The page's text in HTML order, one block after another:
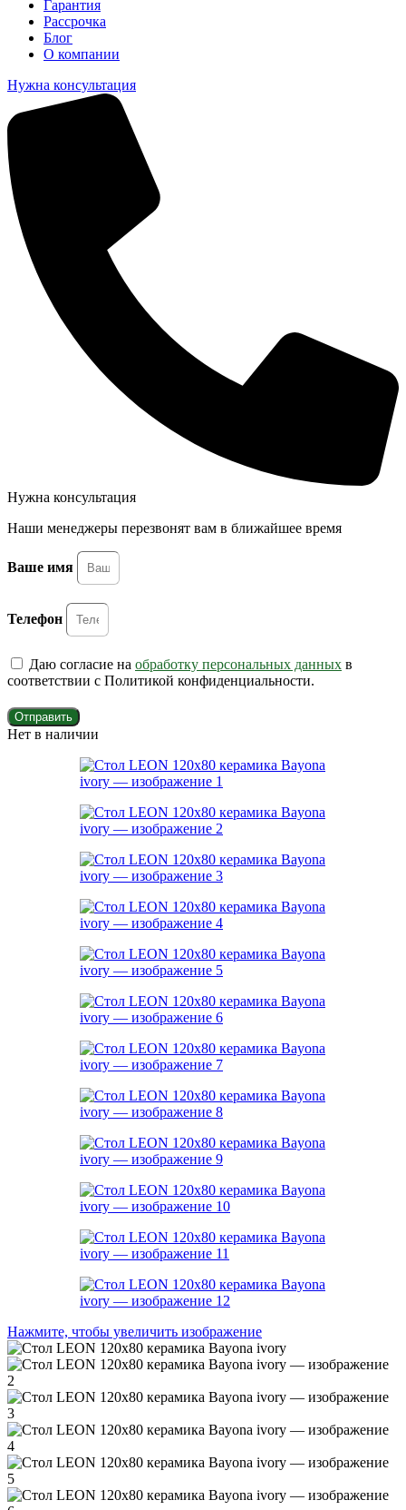
Гарантия
Рассрочка
Блог
О компании
Нужна консультация
Нужна консультация
Наши менеджеры перезвонят вам в ближайшее время
Ваше имя
Телефон
Даю согласие на обработку персональных данных в
соответствии с Политикой конфиденциальности.
Отправить
Нет в наличии
Нажмите, чтобы увеличить изображение